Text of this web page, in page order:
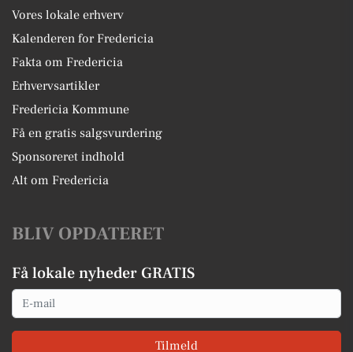
Vores lokale erhverv
Kalenderen for Fredericia
Fakta om Fredericia
Erhvervsartikler
Fredericia Kommune
Få en gratis salgsvurdering
Sponsoreret indhold
Alt om Fredericia
BLIV OPDATERET
Få lokale nyheder GRATIS
Email
Tilmeld